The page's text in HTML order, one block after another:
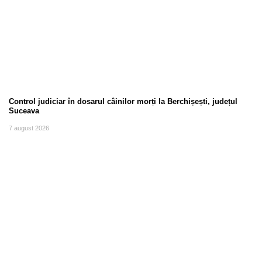
Control judiciar în dosarul câinilor morți la Berchișești, județul
Suceava
7 august 2026